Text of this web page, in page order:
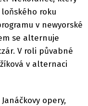
roku
v newyorské
se alternuje
V roli půvabné
v alternaci
opery,